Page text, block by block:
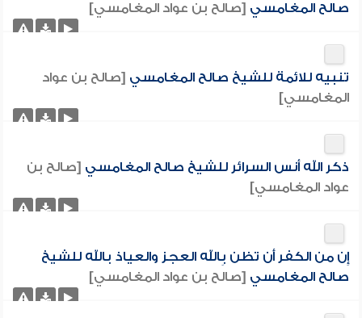
صالح المغامسي [صالح بن عواد المغامسي]
تنبيه للائمة للشيخ صالح المغامسي [صالح بن عواد
المغامسي]
ذكر الله أنس السرائر للشيخ صالح المغامسي [صالح بن
عواد المغامسي]
إِن من الكفر أَن تظن بِالله العجز والعياذ بالله للشيخ
صالح المغامسي [صالح بن عواد المغامسي]